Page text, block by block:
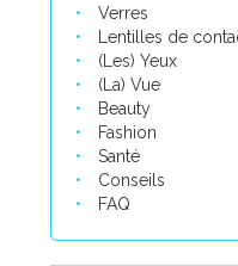
Verres
Lentilles de
(Les) Yeux
(La) Vue
Beauty
Fashion
Santé
Conseils
FAQ